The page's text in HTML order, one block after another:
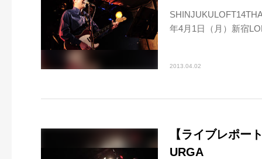
年4月1日（月）新宿
2013.04.02
【ライブレポ
URGA